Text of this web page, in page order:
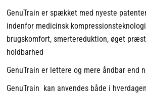
GenuTrain er spækket med nyeste
indenfor medicinsk
brugskomfort, smertereduktion, øget
holdbarhed
GenuTrain er lettere og mere åndbar end
GenuTrain kan anvendes både i